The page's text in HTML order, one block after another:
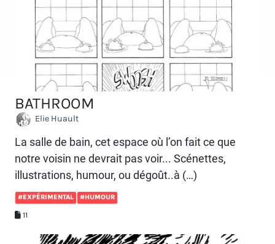
BATHROOM
Elie Huault
La salle de bain, cet espace où l’on fait ce que
notre voisin ne devrait pas voir... Scénettes,
illustrations, humour, ou dégoût..à (…)
#EXPÉRIMENTAL #HUMOUR
11